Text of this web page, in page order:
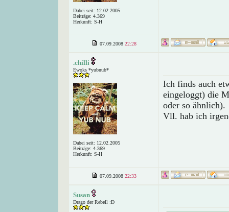
Dabei seit: 12.02.2005
Beiträge: 4.369
Herkunft: S-H
07.09.2008 22:28
.chilli
Ewoks *yubnub*
Dabei seit: 12.02.2005
Beiträge: 4.369
Herkunft: S-H
Ich finds auch
eingeloggt) die
oder so ähnlich).
Vll. hab ich
07.09.2008 22:33
Susan
Drago der Rebell :D